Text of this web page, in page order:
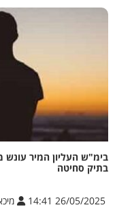
בימ"ש העליון המיר עונש
בתיק סחיטה
26/05/2025 14:41